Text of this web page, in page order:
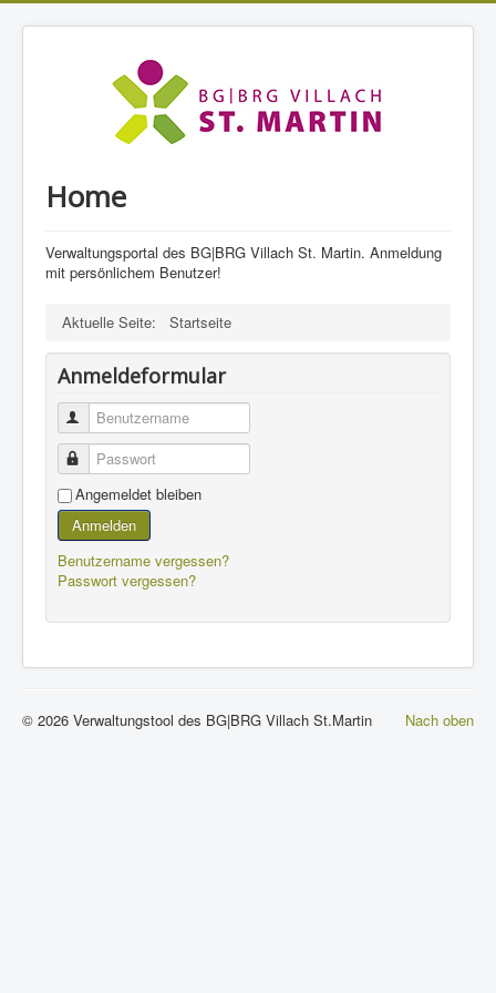
Home
Verwaltungsportal des BG|BRG Villach St. Martin. Anmeldung
mit persönlichem Benutzer!
Aktuelle Seite: Startseite
Anmeldeformular
Benutzername
Passwort
Angemeldet bleiben
Anmelden
Benutzername vergessen?
Passwort vergessen?
Nach oben
© 2026 Verwaltungstool des BG|BRG Villach St.Martin